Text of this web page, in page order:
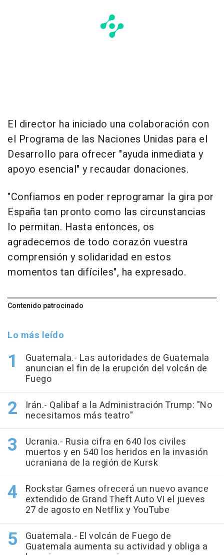
El director ha iniciado una colaboración con
el Programa de las Naciones Unidas para el
Desarrollo para ofrecer "ayuda inmediata y
apoyo esencial" y recaudar donaciones.
"Confiamos en poder reprogramar la gira por
España tan pronto como las circunstancias
lo permitan. Hasta entonces, os
agradecemos de todo corazón vuestra
comprensión y solidaridad en estos
momentos tan difíciles", ha expresado.
Contenido patrocinado
Lo más leído
Guatemala.- Las autoridades de Guatemala
anuncian el fin de la erupción del volcán de
Fuego
Irán.- Qalibaf a la Administración Trump: "No
necesitamos más teatro"
Ucrania.- Rusia cifra en 640 los civiles
muertos y en 540 los heridos en la invasión
ucraniana de la región de Kursk
Rockstar Games ofrecerá un nuevo avance
extendido de Grand Theft Auto VI el jueves
27 de agosto en Netflix y YouTube
Guatemala.- El volcán de Fuego de
Guatemala aumenta su actividad y obliga a